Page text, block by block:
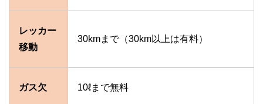
レッカー
移動
30kmまで（30km以上は有料）
ガス欠 10ℓまで無料